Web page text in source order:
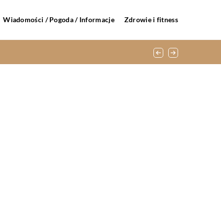
Wiadomości / Pogoda / Informacje Zdrowie i fitness